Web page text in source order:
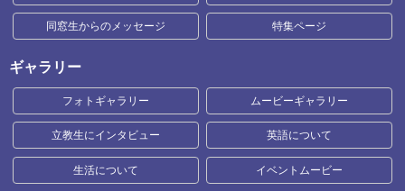
同窓生からのメッセージ 特集ページ
ギャラリー
フォトギャラリー ムービーギャラリー
立教生にインタビュー 英語について
生活について イベントムービー